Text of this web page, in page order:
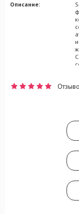
Описание: